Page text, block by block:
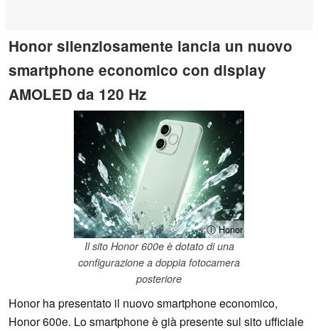
Honor silenziosamente lancia un nuovo
smartphone economico con display
AMOLED da 120 Hz
ⓘ Honor
Il sito Honor 600e è dotato di una
configurazione a doppia fotocamera
posteriore
Honor ha presentato il nuovo smartphone economico,
Honor 600e. Lo smartphone è già presente sul sito ufficiale